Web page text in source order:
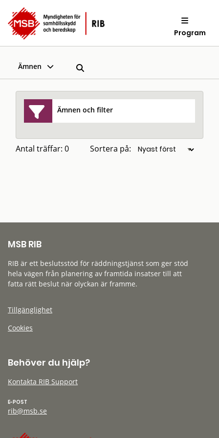
Program
Ämnen
Ämnen och filter
Antal träffar: 0 Sortera på:
MSB RIB
RIB är ett beslutsstöd för räddningstjänst som ger stöd
hela vägen från planering av framtida insatser till att
fatta rätt beslut när olyckan är framme.
Tillgänglighet
Cookies
Behöver du hjälp?
Kontakta RIB Support
E-POST
rib@msb.se